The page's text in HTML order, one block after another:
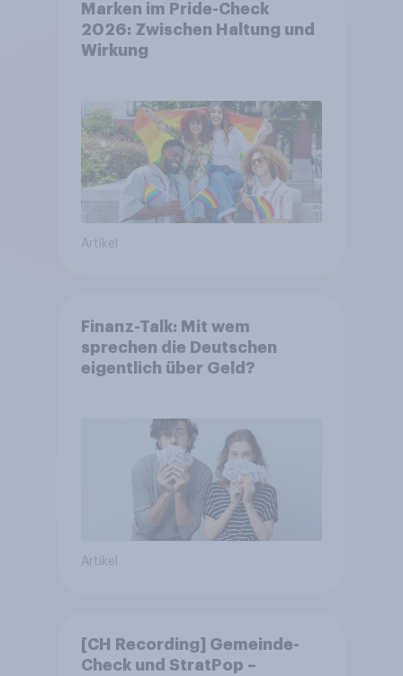
Marken im Pride-Check
2026: Zwischen Haltung und
Wirkung
Artikel
Finanz-Talk: Mit wem
sprechen die Deutschen
eigentlich über Geld?
Artikel
[CH Recording] Gemeinde-
Check und StratPop –